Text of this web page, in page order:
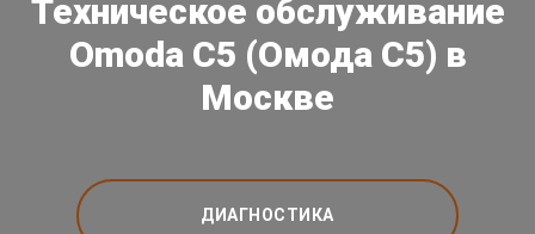
Техническое обслуживание
Omoda C5 (Омода С5) в
Москве
ДИАГНОСТИКА